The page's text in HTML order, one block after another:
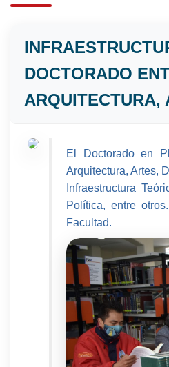
DOCTORADO
ARQUITECTURA,
El Doctorado en
Arquitectura, Artes,
Infraestructura
Política, entre
Facultad.